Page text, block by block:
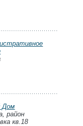
Дом
район
кв.18